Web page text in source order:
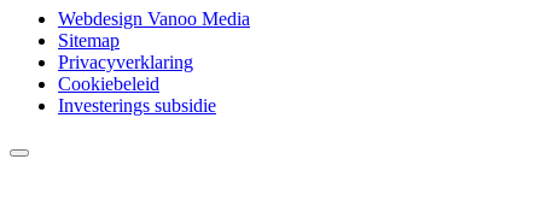
Webdesign Vanoo Media
Sitemap
Privacyverklaring
Cookiebeleid
Investerings subsidie